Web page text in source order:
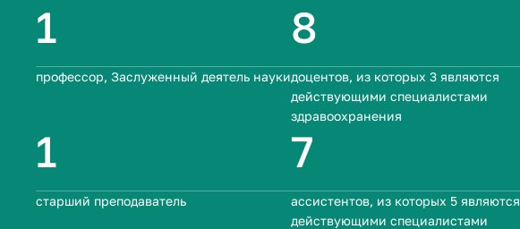
1
профессор, Заслуженный деятель науки
8
доцентов, из которых 3 являются
действующими специалистами
здравоохранения
1
старший преподаватель
7
ассистентов, из которых 5 являются
действующими специалистами